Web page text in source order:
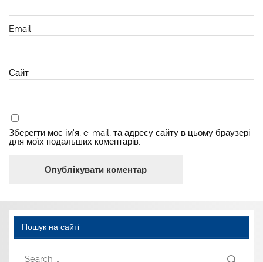
Email
Сайт
Зберегти моє ім'я, e-mail, та адресу сайту в цьому браузері
для моїх подальших коментарів.
Пошук на сайті